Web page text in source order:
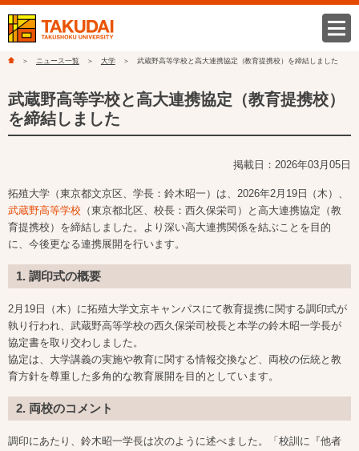
ニュース一覧 大学 武蔵野高等学校と高大連携協定（教育提携校）を締結しました
武蔵野高等学校と高大連携協定（教育提携校）
を締結しました
掲載日：2026年03月05日
拓殖大学（東京都文京区、学長：鈴木昭一）は、2026年2月19日（木）、
武蔵野高等学校 （東京都北区、校長：西久保栄司）と高大連携協定（教
育提携校）を締結しました。より深い高大連携関係を結ぶことを目的
に、今後更なる連携展開を行います。
1. 調印式の概要
2月19日（木）に拓殖大学文京キャンパスにて教育提携に関する調印式が
執り行われ、武蔵野高等学校の西久保栄司校長と本学の鈴木昭一学長が
協定書を取り交わしました。
協定は、大学講義の実施や教育に関する情報交換など、両校の伝統と教
育方針を尊重した多角的な教育展開を目的としています。
2. 両校のコメント
調印にあたり、鈴木昭一学長は次のように述べました。「校訓に『他者